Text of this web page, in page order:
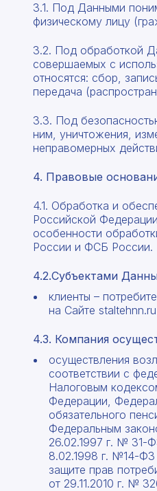
3.1. Под Данными
физическому лицу
3.2. Под обработкой
совершаемых с
относятся: сбор,
передача
3.3. Под
ним, уничтожения,
неправомерных
4. Правовые
4.1. Обработка и
Российской
особенности
России и ФСБ России.
4.2.Субъектами
клиенты –
на Сайте
4.3. Компания
осуществления
соответствии с
Налоговым
Федерации,
обязательного
Федеральным
26.02.1997 г. № 31-
8.02.1998 г. №14-ФЗ
защите прав
от 29.11.2010 г. №